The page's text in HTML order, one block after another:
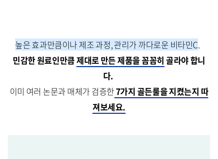
높은 효과만큼이나 제조 과정, 관리가 까다로운 비타민C.
민감한 원료인만큼제대로 만든 제품을 꼼꼼히 골라야 합니
다.
이미 여러 논문과 매체가 검증한7가지 골든룰을 지켰는지 따
져보세요.